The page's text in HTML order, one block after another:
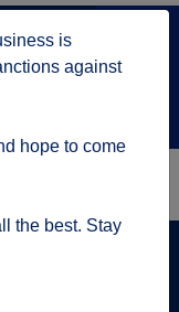
вирусе
is
against
hope to come
the best. Stay